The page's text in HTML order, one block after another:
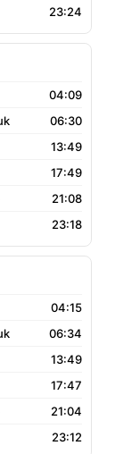
23:24
04:09
06:30
13:49
17:49
21:08
23:18
04:15
06:34
13:49
17:47
21:04
23:12